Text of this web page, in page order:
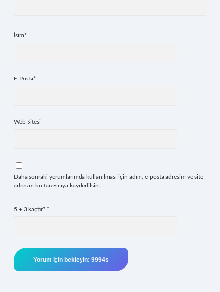
İsim*
E-Posta*
Web Sitesi
Daha sonraki yorumlarımda kullanılması için adım, e-posta adresim ve site
adresim bu tarayıcıya kaydedilsin.
5 + 3 kaçtır? *